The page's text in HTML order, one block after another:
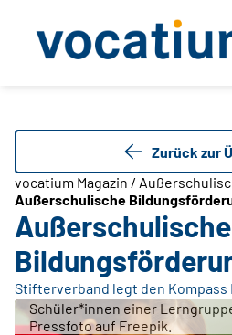
Zurück zur
vocatium Magazin /
Außerschulische
Außerschulische
Stifterverband legt den
Schüler*innen einer
Pressfoto auf Freepik.